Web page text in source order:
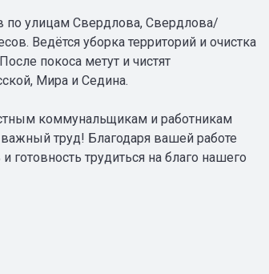
по улицам Свердлова, Свердлова/
Ведётся уборка территорий и очистка
покоса метут и чистят
Мира и Седина.
коммунальщикам и работникам
труд! Благодаря вашей работе
трудиться на благо нашего